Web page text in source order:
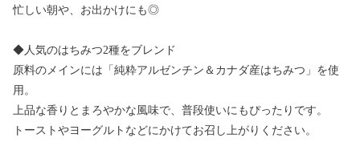
忙しい朝や、お出かけにも◎
◆人気のはちみつ2種をブレンド
原料のメインには「純粋アルゼンチン＆カナダ産はちみつ」を使
用。
上品な香りとまろやかな風味で、普段使いにもぴったりです。
トーストやヨーグルトなどにかけてお召し上がりください。